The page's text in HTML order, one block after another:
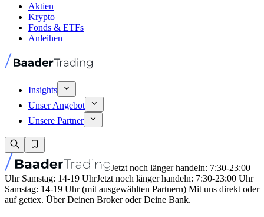
Aktien
Krypto
Fonds & ETFs
Anleihen
Insights
Unser Angebot
Unsere Partner
Jetzt noch länger handeln: 7:30-23:00
Uhr Samstag: 14-19 UhrJetzt noch länger handeln: 7:30-23:00 Uhr
Samstag: 14-19 Uhr (mit ausgewählten Partnern) Mit uns direkt oder
auf gettex. Über Deinen Broker oder Deine Bank.